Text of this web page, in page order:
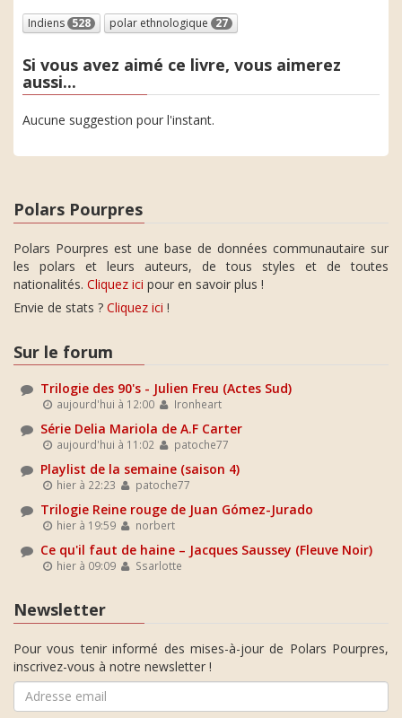
Indiens 528 polar ethnologique 27
Si vous avez aimé ce livre, vous aimerez
aussi...
Aucune suggestion pour l'instant.
Polars Pourpres
Polars Pourpres est une base de données communautaire sur
les polars et leurs auteurs, de tous styles et de toutes
nationalités. Cliquez ici pour en savoir plus !
Envie de stats ? Cliquez ici !
Sur le forum
Trilogie des 90's - Julien Freu (Actes Sud)
aujourd'hui à 12:00 Ironheart
Série Delia Mariola de A.F Carter
aujourd'hui à 11:02 patoche77
Playlist de la semaine (saison 4)
hier à 22:23 patoche77
Trilogie Reine rouge de Juan Gómez-Jurado
hier à 19:59 norbert
Ce qu'il faut de haine – Jacques Saussey (Fleuve Noir)
hier à 09:09 Ssarlotte
Newsletter
Pour vous tenir informé des mises-à-jour de Polars Pourpres,
inscrivez-vous à notre newsletter !